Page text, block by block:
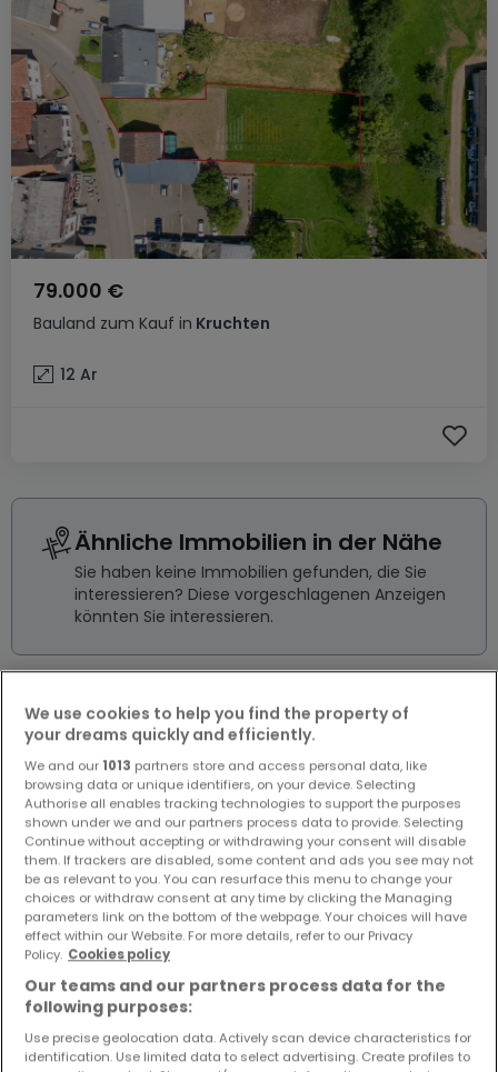
Bauland zum Kauf in Kruchten
79.000 €
12 Ar
Ähnliche Immobilien in der Nähe
Sie haben keine Immobilien gefunden, die Sie
interessieren? Diese vorgeschlagenen Anzeigen
könnten Sie interessieren.
We use cookies to help you find the property of
your dreams quickly and efficiently.
We and our 1013 partners store and access personal data, like
browsing data or unique identifiers, on your device. Selecting
Authorise all enables tracking technologies to support the purposes
shown under we and our partners process data to provide. Selecting
Continue without accepting or withdrawing your consent will disable
them. If trackers are disabled, some content and ads you see may not
be as relevant to you. You can resurface this menu to change your
choices or withdraw consent at any time by clicking the Managing
parameters link on the bottom of the webpage. Your choices will have
effect within our Website. For more details, refer to our Privacy
Policy. Cookies policy
Our teams and our partners process data for the
following purposes:
Use precise geolocation data. Actively scan device characteristics for
identification. Use limited data to select advertising. Create profiles to